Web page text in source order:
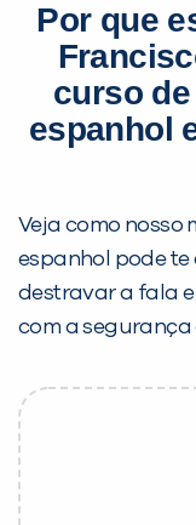
Por que
curso
espanhol
Veja como nosso
espanhol pode te
destravar a fala
com a segurança